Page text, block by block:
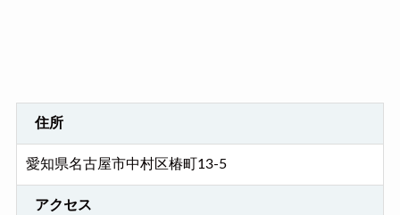
住所
愛知県名古屋市中村区椿町13-5
アクセス